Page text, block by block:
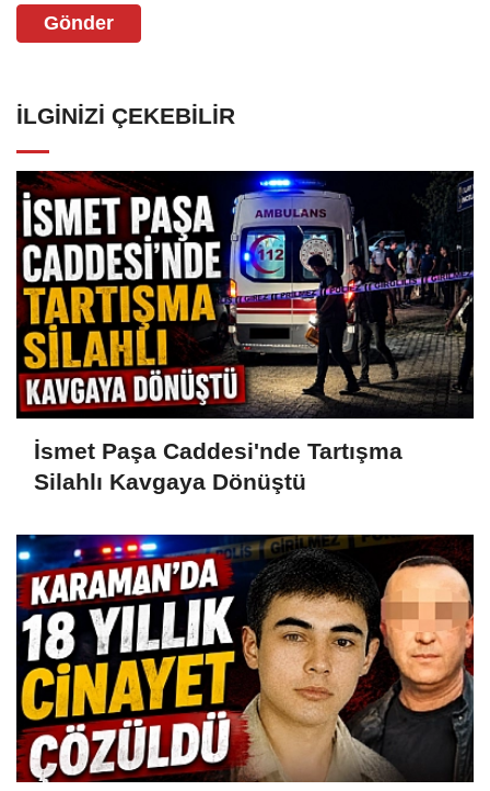
Gönder
İLGINIZI ÇEKEBILIR
İsmet Paşa Caddesi'nde Tartışma
Silahlı Kavgaya Dönüştü